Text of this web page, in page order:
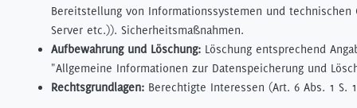
Bereitstellung von Informationssystemen und technischen
Server etc.)). Sicherheitsmaßnahmen.
Aufbewahrung und Löschung: Löschung entsprechend
"Allgemeine Informationen zur Datenspeicherung und
Rechtsgrundlagen: Berechtigte Interessen (Art. 6 Abs. 1 S.